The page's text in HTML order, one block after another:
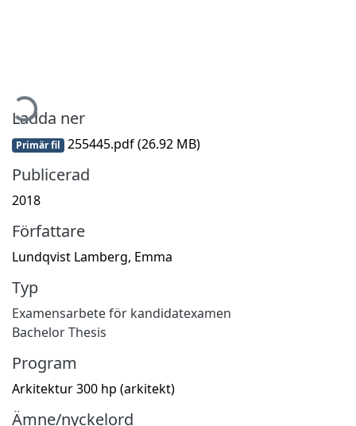
Ladda ner
Primär fil 255445.pdf(26.92 MB)
Publicerad
2018
Författare
Lundqvist Lamberg, Emma
Typ
Examensarbete för kandidatexamen
Bachelor Thesis
Program
Arkitektur 300 hp (arkitekt)
Ämne/nyckelord